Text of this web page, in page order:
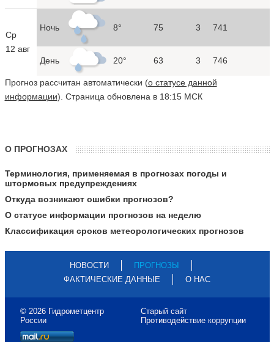
Ср
12 авг
Ночь 8° 75 3 741
День 20° 63 3 746
Прогноз рассчитан автоматически (о статусе данной
информации). Страница обновлена в 18:15 МСК
О ПРОГНОЗАХ
Терминология, применяемая в прогнозах погоды и
штормовых предупреждениях
Откуда возникают ошибки прогнозов?
О статусе информации прогнозов на неделю
Классификация сроков метеорологических прогнозов
НОВОСТИ
ПРОГНОЗЫ
ФАКТИЧЕСКИЕ ДАННЫЕ
О НАС
© 2026 Гидрометцентр
России
Старый сайт
Противодействие коррупции